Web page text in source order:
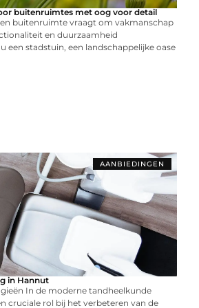
buitenruimtes met oog voor detail
buitenruimte vraagt om vakmanschap
en duurzaamheid
een stadstuin, een landschappelijke oase
AANBIEDINGEN
in Hannut
In de moderne tandheelkunde
cruciale rol bij het verbeteren van de